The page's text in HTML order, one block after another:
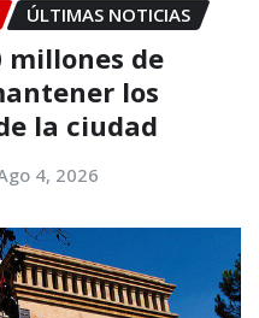
ÚLTIMAS NOTICIAS
millones de
los
la ciudad
4, 2026